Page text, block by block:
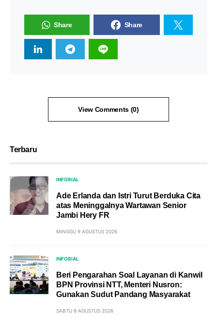
Share Share
View Comments (0)
Terbaru
INFORIAL
Ade Erlanda dan Istri Turut Berduka Cita
atas Meninggalnya Wartawan Senior
Jambi Hery FR
MINGGU 9 AGUSTUS 2026
INFORIAL
Beri Pengarahan Soal Layanan di Kanwil
BPN Provinsi NTT, Menteri Nusron:
Gunakan Sudut Pandang Masyarakat
SABTU 8 AGUSTUS 2026